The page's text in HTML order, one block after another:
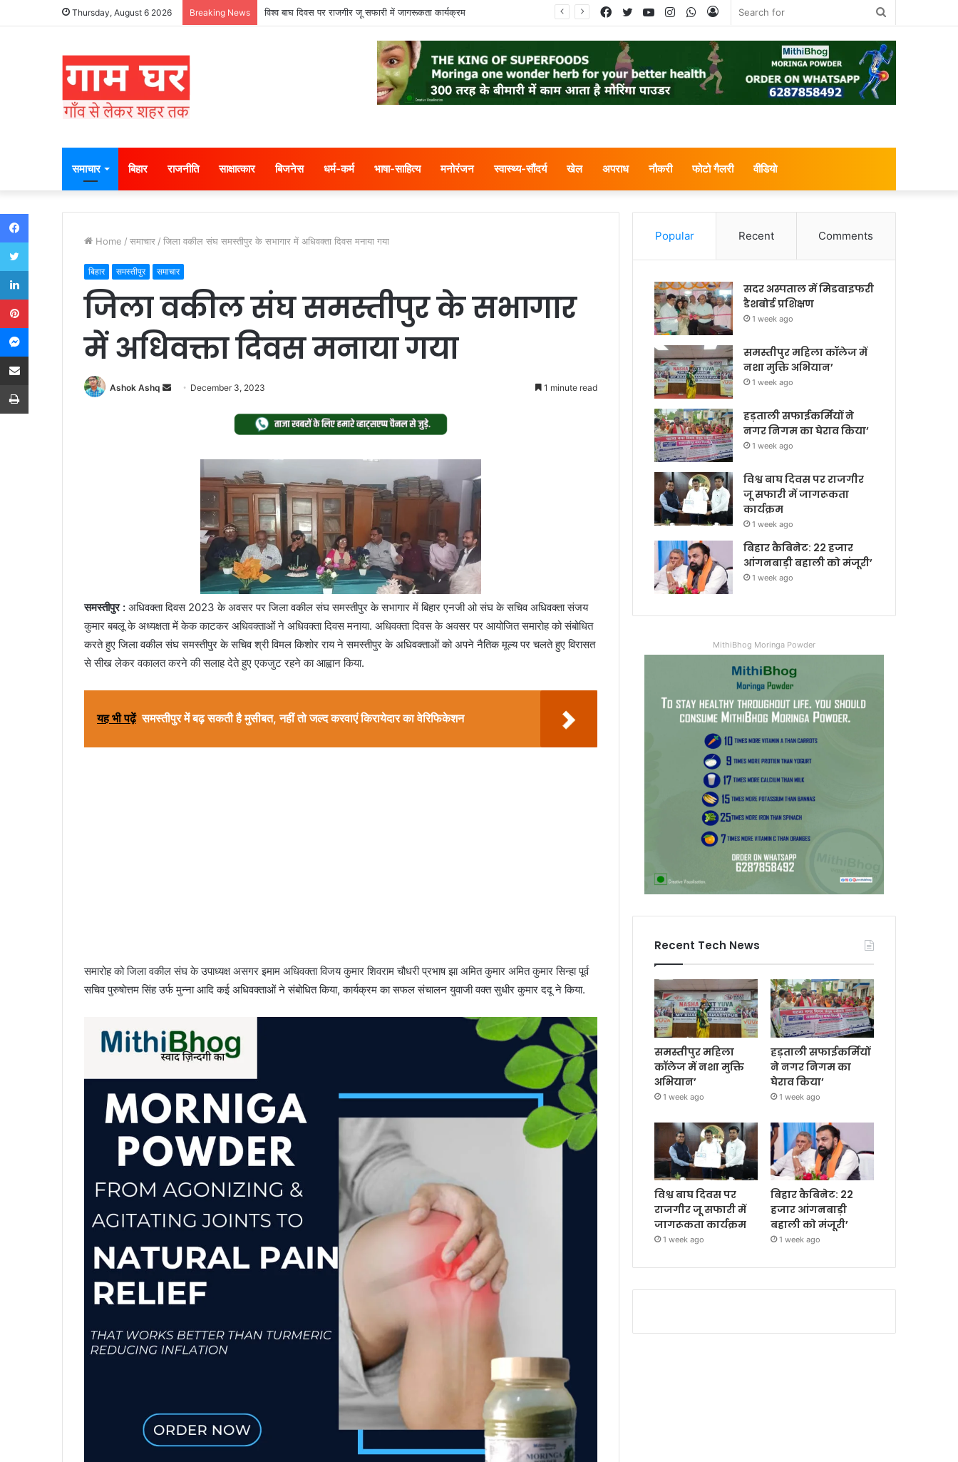
Thursday, August 6 2026 Breaking News विश्व बाघ दिवस पर राजगीर जू सफारी में जागरूकता कार्यक्रम
Log
WhatsApp
Instagram
YouTube
Twitter
Facebook
समाचार बिहार राजनीति साक्षात्कार बिजनेस धर्म-कर्म भाषा-साहित्य मनोरंजन स्वास्थ्य-सौंदर्य खेल अपराध नौकरी फोटो गैलरी वीडियो
Home / समाचार / जिला वकील संघ समस्तीपुर के सभागार में अधिवक्ता दिवस मनाया गया
बिहार समस्तीपुर समाचार
जिला वकील संघ समस्तीपुर के सभागार
में अधिवक्ता दिवस मनाया गया
Ashok Ashq
Send December 3, 2023 1 minute read
समस्तीपुर : अधिवक्ता दिवस 2023 के अवसर पर जिला वकील संघ समस्तीपुर के सभागार में बिहार एनजी ओ संघ के सचिव अधिवक्ता संजय
कुमार बबलू के अध्यक्षता में केक काटकर अधिवक्ताओं ने अधिवक्ता दिवस मनाया. अधिवक्ता दिवस के अवसर पर आयोजित समारोह को संबोधित
करते हुए जिला वकील संघ समस्तीपुर के सचिव श्री विमल किशोर राय ने समस्तीपुर के अधिवक्ताओं को अपने नैतिक मूल्य पर चलते हुए विरासत
से सीख लेकर वकालत करने की सलाह देते हुए एकजुट रहने का आह्वान किया.
यह भी पढ़ें समस्तीपुर में बढ़ सकती है मुसीबत, नहीं तो जल्द करवाएं किरायेदार का वेरिफिकेशन
समारोह को जिला वकील संघ के उपाध्यक्ष असगर इमाम अधिवक्ता विजय कुमार शिवराम चौधरी प्रभाष झा अमित कुमार अमित कुमार सिन्हा पूर्व
सचिव पुरुषोत्तम सिंह उर्फ मुन्ना आदि कई अधिवक्ताओं ने संबोधित किया, कार्यक्रम का सफल संचालन युवाजी वक्त सुधीर कुमार ददू ने किया.
Popular Recent Comments
सदर अस्पताल में मिडवाइफरी
डैशबोर्ड प्रशिक्षण
1 week ago
समस्तीपुर महिला कॉलेज में
नशा मुक्ति अभियान’
1 week ago
हड़ताली सफाईकर्मियों ने
नगर निगम का घेराव किया’
1 week ago
विश्व बाघ दिवस पर राजगीर
जू सफारी में जागरूकता
कार्यक्रम
1 week ago
बिहार कैबिनेट: 22 हजार
आंगनबाड़ी बहाली को मंजूरी’
1 week ago
MithiBhog Moringa Powder
Recent Tech News
समस्तीपुर महिला
कॉलेज में नशा मुक्ति
अभियान’
1 week ago
हड़ताली सफाईकर्मियों
ने नगर निगम का
घेराव किया’
1 week ago
विश्व बाघ दिवस पर
राजगीर जू सफारी में
जागरूकता कार्यक्रम
1 week ago
बिहार कैबिनेट: 22
हजार आंगनबाड़ी
बहाली को मंजूरी’
1 week ago
Facebook
Twitter
LinkedIn
Pinterest
Messenger
Share via Email